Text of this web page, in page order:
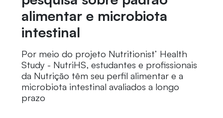
alimentar e microbiota
intestinal
Por meio do projeto Nutritionist’ Health
Study - NutriHS, estudantes e profissionais
da Nutrição têm seu perfil alimentar e a
microbiota intestinal avaliados a longo
prazo